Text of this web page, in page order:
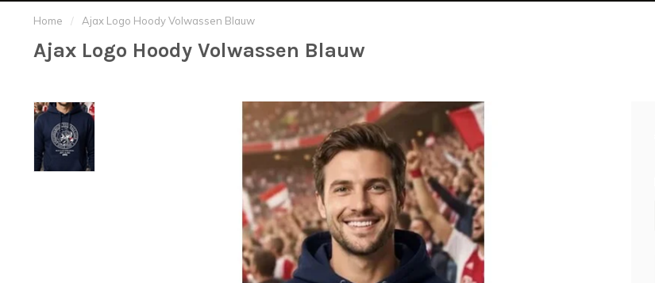
Home / Ajax Logo Hoody Volwassen Blauw
Ajax Logo Hoody Volwassen Blauw